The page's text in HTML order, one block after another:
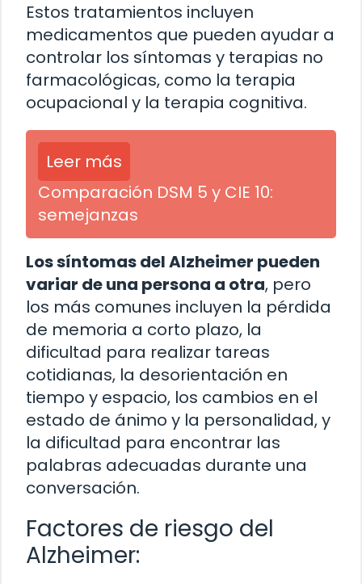
Estos tratamientos incluyen
medicamentos que pueden ayudar a
controlar los síntomas y terapias no
farmacológicas, como la terapia
ocupacional y la terapia cognitiva.
Leer más
Comparación DSM 5 y CIE 10:
semejanzas
Los síntomas del Alzheimer pueden
variar de una persona a otra, pero
los más comunes incluyen la pérdida
de memoria a corto plazo, la
dificultad para realizar tareas
cotidianas, la desorientación en
tiempo y espacio, los cambios en el
estado de ánimo y la personalidad, y
la dificultad para encontrar las
palabras adecuadas durante una
conversación.
Factores de riesgo del
Alzheimer: